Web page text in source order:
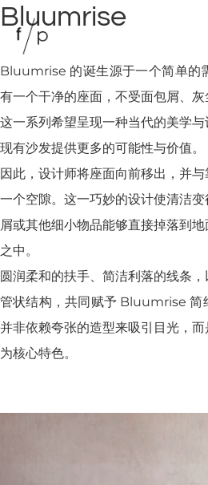
Bluumrise
Bluumrise 的诞生源于一个简单的
有一个干净的座面，不受面包屑、灰
这一系列希望呈现一种当代的美学
现有沙发提供更多的可能性与价值。
因此，设计师将座面向前移出，并
一个空隙。这一巧妙的设计使清洁
屑或其他细小物品能够直接掉落到
之中。
圆润柔和的扶手、简洁利落的线条
管状结构，共同赋予 Bluumrise 简
并非依赖夸张的造型来吸引目光，
为核心特色。